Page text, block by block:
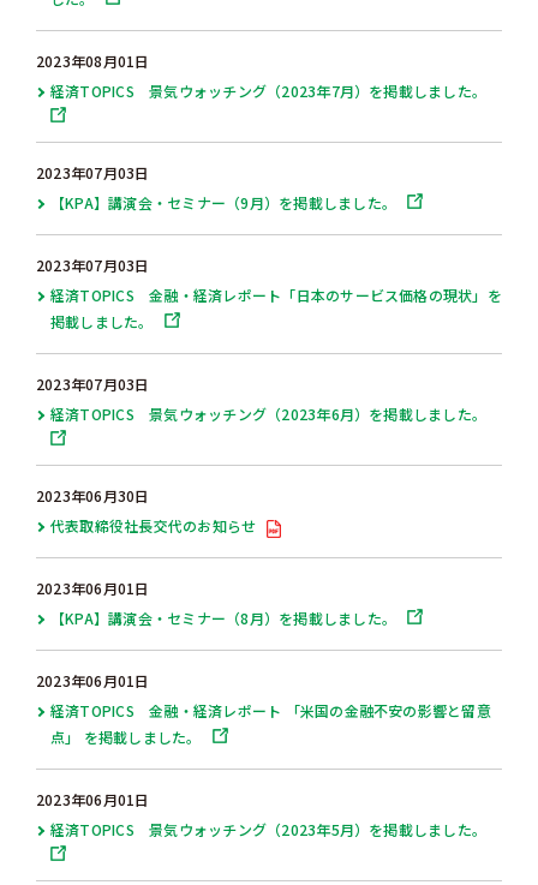
2023年08月01日
経済TOPICS 景気ウォッチング（2023年7月）を掲載しました。
2023年07月03日
【KPA】講演会・セミナー（9月）を掲載しました。
2023年07月03日
経済TOPICS 金融・経済レポート「日本のサービス価格の現状」を
掲載しました。
2023年07月03日
経済TOPICS 景気ウォッチング（2023年6月）を掲載しました。
2023年06月30日
代表取締役社長交代のお知らせ
2023年06月01日
【KPA】講演会・セミナー（8月）を掲載しました。
2023年06月01日
経済TOPICS 金融・経済レポート 「米国の金融不安の影響と留意
点」 を掲載しました。
2023年06月01日
経済TOPICS 景気ウォッチング（2023年5月）を掲載しました。